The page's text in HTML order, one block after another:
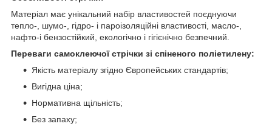
Матеріал має унікальний набір властивостей поєднуючи
тепло-, шумо-, гідро- і пароізоляційні властивості, масло-,
нафто-і бензостійкий, екологічно і гігієнічно безпечний.
Переваги самоклеючої стрічки зі спіненого поліетилену:
Якість матеріалу згідно Європейських стандартів;
Вигідна ціна;
Нормативна щільність;
Без запаху;